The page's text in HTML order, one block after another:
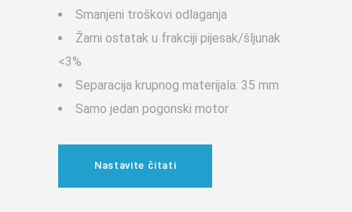
Smanjeni troškovi odlaganja
Žarni ostatak u frakciji pijesak/šljunak
<3%
Separacija krupnog materijala: 35 mm
Samo jedan pogonski motor
Nastavite čitati